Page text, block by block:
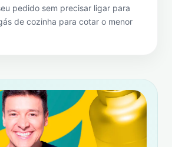
pedido sem precisar ligar para
de cozinha para cotar o menor